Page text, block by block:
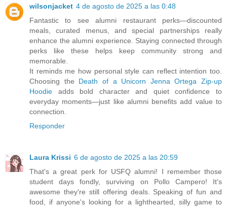
wilsonjacket 4 de agosto de 2025 a las 0:48
Fantastic to see alumni restaurant perks—discounted
meals, curated menus, and special partnerships really
enhance the alumni experience. Staying connected through
perks like these helps keep community strong and
memorable.
It reminds me how personal style can reflect intention too.
Choosing the Death of a Unicorn Jenna Ortega Zip‑up
Hoodie adds bold character and quiet confidence to
everyday moments—just like alumni benefits add value to
connection.
Responder
Laura Krissi 6 de agosto de 2025 a las 20:59
That's a great perk for USFQ alumni! I remember those
student days fondly, surviving on Pollo Campero! It's
awesome they're still offering deals. Speaking of fun and
food, if anyone's looking for a lighthearted, silly game to